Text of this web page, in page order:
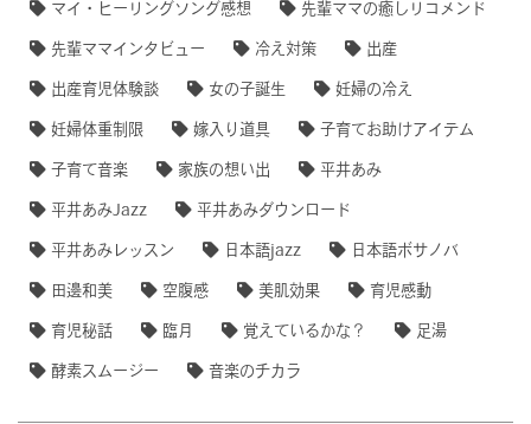
マイ・ヒーリングソング感想 先輩ママの癒しリコメンド
先輩ママインタビュー 冷え対策 出産
出産育児体験談 女の子誕生 妊婦の冷え
妊婦体重制限 嫁入り道具 子育てお助けアイテム
子育て音楽 家族の想い出 平井あみ
平井あみJazz 平井あみダウンロード
平井あみレッスン 日本語jazz 日本語ボサノバ
田邊和美 空腹感 美肌効果 育児感動
育児秘話 臨月 覚えているかな？ 足湯
酵素スムージー 音楽のチカラ